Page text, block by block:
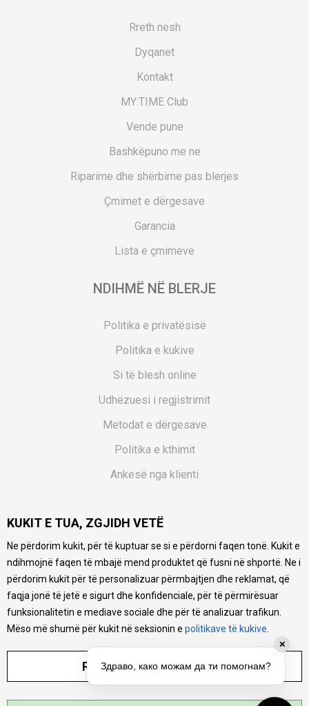
Rreth nesh
Dyqanet
Kontakt
MY:TIME Club
Vende pune
Bashkëpuno me ne
Riparime dhe shërbime pas blerjes
Çmimet e dërgesave
Garancia
Lista e çmimeve
NDIHMË NË BLERJE
Politika e privatësisë
Politika e kukive
Si të blesh online
Udhëzuesi i regjistrimit
Metodat e dërgesave
Politika e kthimit
Ankesë nga klienti
Pyetjet më të shpeshta
Ne bëjmë çmos që të ofrojmë një përshkrim sa më të saktë
të produkteve tona, ofrojmë edhe foto e çmimin, por nuk
mund të garantojmë që informacioni është i plotë e pa
gabime. Të gjitha produktet janë pjesë e portfolios sonë, por
kjo nuk do të thotë se janë në gjendje në çdo çast.
KUKIT E TUA, ZGJIDH VETË
Ne përdorim kukit, për të kuptuar se si e përdorni faqen tonë. Kukit e
ndihmojnë faqen të mbajë mend produktet që fusni në shportë. Ne i
përdorim kukit për të personalizuar përmbajtjen dhe reklamat, që
faqja jonë të jetë e sigurt dhe konfidenciale, për të përmirësuar
funksionalitetin e mediave sociale dhe për të analizuar trafikun.
Mëso më shumë për kukit në seksionin e politikave të kukive
RREGULLO PARAMETRAT
✕
Здраво, како можам да ти помогнам?